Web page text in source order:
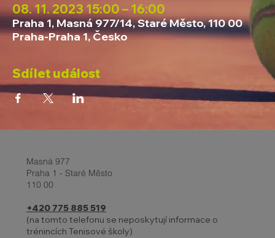
08. 11. 2023 15:00 – 16:00
Praha 1, Masná 977/14, Staré Město, 110 00
Praha-Praha 1, Česko
Sdílet událost
Masná 977
Praha 1 - Staré Město
110 00
+420 775 885 519
(na tomto telefonu se neposkytují informace o
trénincích Tenisové školy)